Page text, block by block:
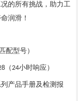
的所有挑战，助力工
润滑！
配型号）
（24小时响应）
产品手册及检测报